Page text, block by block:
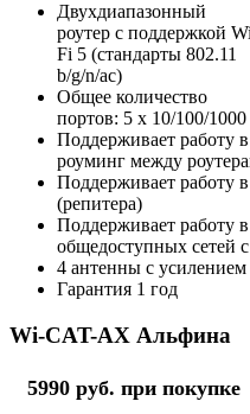
Двухдиапазонный
роутер с поддержкой
Fi 5 (стандарты 802.11
b/g/n/ac)
Общее количество
портов: 5 х 10/100/
Поддерживает работу
роуминг между
Поддерживает работу
(репитера)
Поддерживает работу
общедоступных сетей
4 антенны с
Гарантия 1 год
Wi-CAT-AX Альфина
5990 руб. при покупке